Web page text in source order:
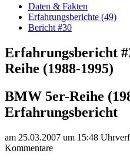
Daten & Fakten
Erfahrungsberichte (49)
Bericht #30
Erfahrungsbericht
Reihe (1988-1995)
BMW 5er-Reihe
Erfahrungsbericht
am 25.03.2007 um 15:48 Uhr
Kommentare